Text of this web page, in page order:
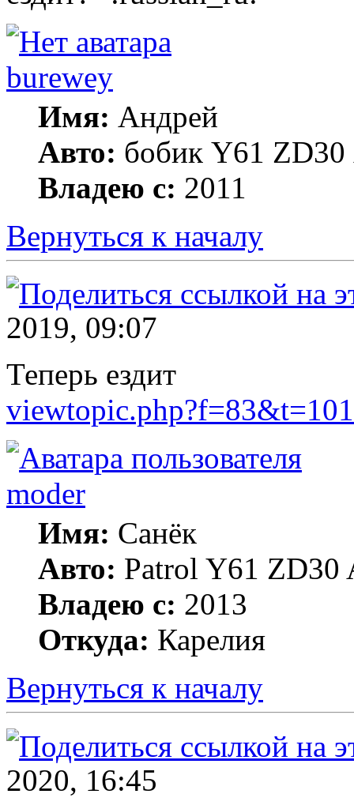
burewey
Имя: Андрей
Авто: бобик Y61
Владею с: 2011
Вернуться к началу
2019, 09:07
Теперь ездит
moder
Имя: Санёк
Авто: Patrol Y61 ZD30
Владею с: 2013
Откуда: Карелия
Вернуться к началу
2020, 16:45